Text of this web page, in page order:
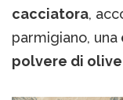
cacciatora,
parmigiano, una
polvere di